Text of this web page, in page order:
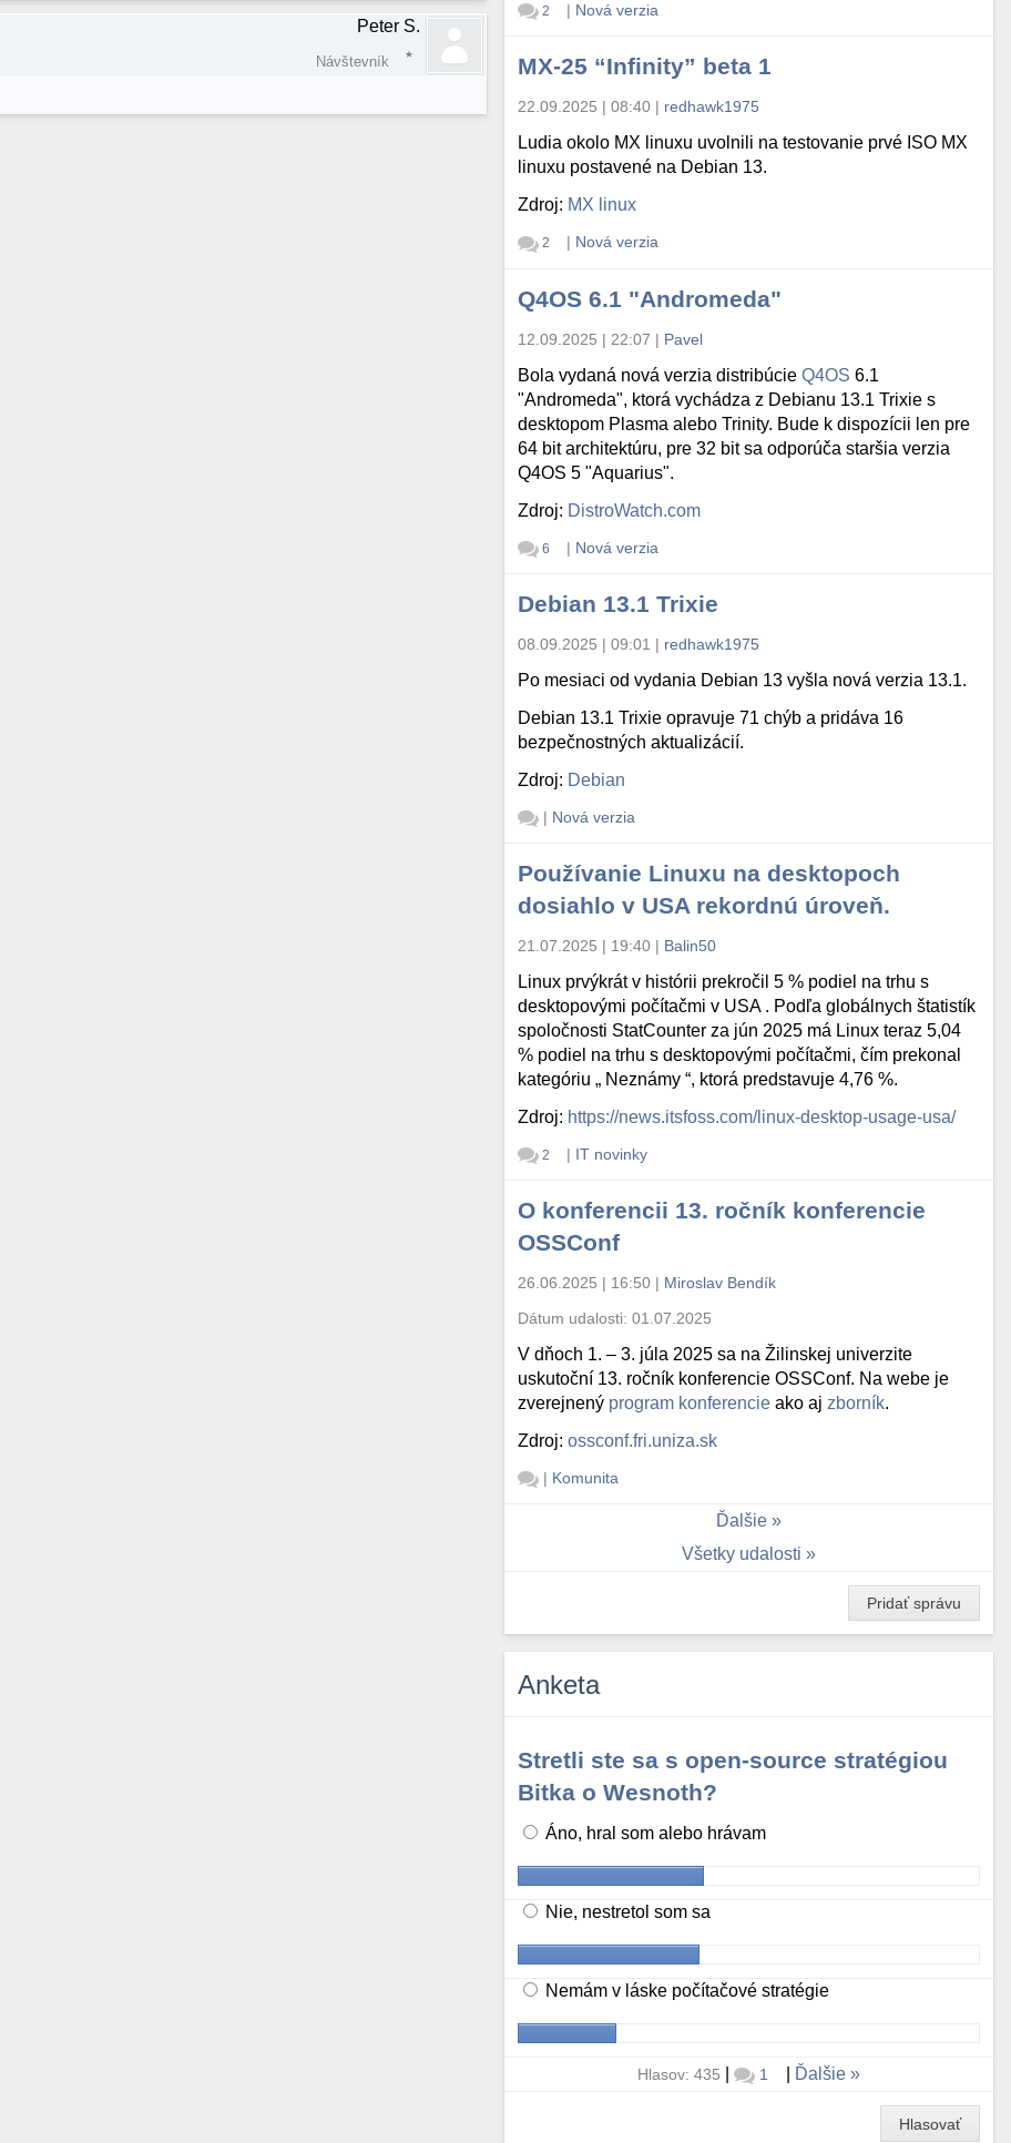
Peter S.
Návštevník
2 | Nová verzia
MX-25 “Infinity” beta 1
22.09.2025 | 08:40 | redhawk1975
Ludia okolo MX linuxu uvolnili na testovanie prvé ISO MX
linuxu postavené na Debian 13.
Zdroj: MX linux
2 | Nová verzia
Q4OS 6.1 "Andromeda"
12.09.2025 | 22:07 | Pavel
Bola vydaná nová verzia distribúcieQ4OS 6.1
"Andromeda", ktorá vychádza z Debianu 13.1 Trixie s
desktopom Plasma alebo Trinity. Bude k dispozícii len pre
64 bit architektúru, pre 32 bit sa odporúča staršia verzia
Q4OS 5 "Aquarius".
Zdroj: DistroWatch.com
6 | Nová verzia
Debian 13.1 Trixie
08.09.2025 | 09:01 | redhawk1975
Po mesiaci od vydania Debian 13 vyšla nová verzia 13.1.
Debian 13.1 Trixie opravuje 71 chýb a pridáva 16
bezpečnostných aktualizácií.
Zdroj: Debian
| Nová verzia
Používanie Linuxu na desktopoch
dosiahlo v USA rekordnú úroveň.
21.07.2025 | 19:40 | Balin50
Linux prvýkrát v histórii prekročil 5 % podiel na trhu s
desktopovými počítačmi v USA . Podľa globálnych štatistík
spoločnosti StatCounter za jún 2025 má Linux teraz 5,04
% podiel na trhu s desktopovými počítačmi, čím prekonal
kategóriu „ Neznámy “, ktorá predstavuje 4,76 %.
Zdroj: https://news.itsfoss.com/linux-desktop-usage-usa/
2 | IT novinky
O konferencii 13. ročník konferencie
OSSConf
26.06.2025 | 16:50 | Miroslav Bendík
Dátum udalosti:01.07.2025
V dňoch 1. – 3. júla 2025 sa na Žilinskej univerzite
uskutoční 13. ročník konferencie OSSConf. Na webe je
zverejnený program konferencie ako aj zborník.
Zdroj:ossconf.fri.uniza.sk
| Komunita
Ďalšie
Všetky udalosti
Pridať správu
Anketa
Stretli ste sa s open-source stratégiou
Bitka o Wesnoth?
Áno, hral som alebo hrávam
Nie, nestretol som sa
Nemám v láske počítačové stratégie
Hlasov: 435 | 1 Ďalšie
Hlasovať